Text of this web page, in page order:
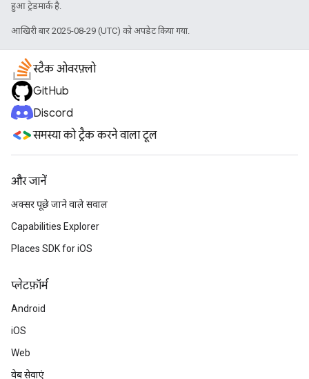
हुआ ट्रेडमार्क है.
आखिरी बार 2025-08-29 (UTC) को अपडेट किया गया.
स्टैक ओवरफ़्लो
GitHub
Discord
समस्या को ट्रैक करने वाला टूल
और जानें
अक्सर पूछे जाने वाले सवाल
Capabilities Explorer
Places SDK for iOS
प्‍लेटफ़ॉर्म
Android
iOS
Web
वेब सेवाएं